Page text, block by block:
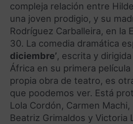
compleja relación entre
una joven prodigio, y su
Rodríguez Carballeira, en la
30. La comedia dramática
diciembre’, escrita y
África en su primera película
propia obra de teatro, es
que poodemos ver. Está
Lola Cordón, Carmen
Beatriz Grimaldos y Victoria